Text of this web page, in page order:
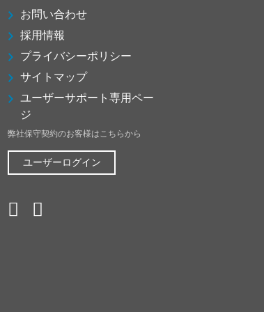
お問い合わせ
採用情報
プライバシーポリシー
サイトマップ
ユーザーサポート専用ペー
ジ
弊社保守契約のお客様はこちらから
ユーザーログイン